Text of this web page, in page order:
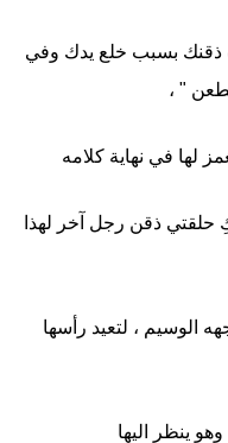
ذقنك بسبب خلع يدك وفي
" ،
لها في نهاية كلامه
حلقتي ذقن رجل آخر لهذا
الوسيم ، لتعيد رأسها
ينظر اليها